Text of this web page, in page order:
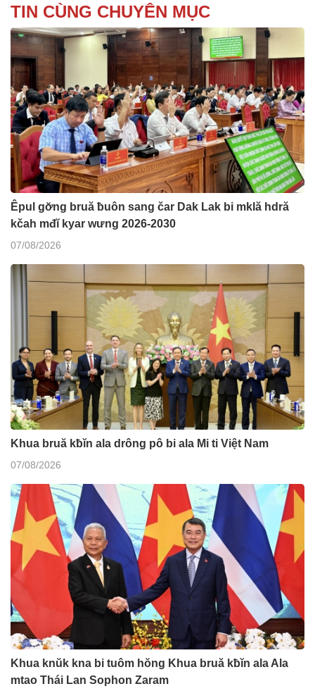
TIN CÙNG CHUYÊN MỤC
Êpul gơ̆ng bruă ƀuôn sang čar Dak Lak bi mklă hdră
kčah mđĭ kyar wưng 2026-2030
07/08/2026
Khua bruă kƀĭn ala drông pô bi ala Mi ti Việt Nam
07/08/2026
Khua knŭk kna bi tuôm hŏng Khua bruă kƀĭn ala Ala
mtao Thái Lan Sophon Zaram